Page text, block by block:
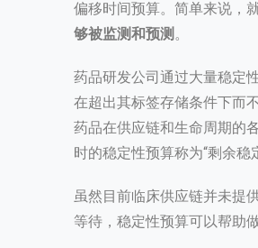
偏移时间预算。简单来说，
够被监测和预测 。
药品研发公司通过大量稳定
在超出其标签存储条件下而
药品在供应链和生命周期的
时的稳定性预算称为“剩余稳
虽然目前临床供应链并未提
等待，稳定性预算可以帮助